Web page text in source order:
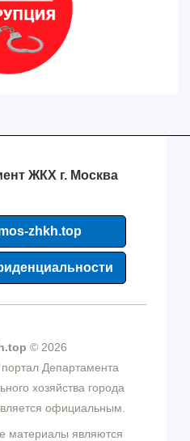
ЖКХ г. Москва
zhkh.top
© 2026
Департамента
хозяйства города
официальным.
материалы являются